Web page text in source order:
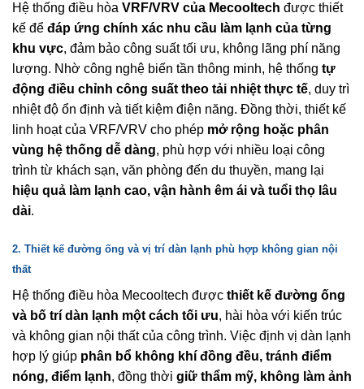
Hệ thống điều hòa VRF/VRV của Mecooltech được thiết
kế để đáp ứng chính xác nhu cầu làm lạnh của từng
khu vực, đảm bảo công suất tối ưu, không lãng phí năng
lượng. Nhờ công nghệ biến tần thông minh, hệ thống tự
động điều chỉnh công suất theo tải nhiệt thực tế, duy trì
nhiệt độ ổn định và tiết kiệm điện năng. Đồng thời, thiết kế
linh hoạt của VRF/VRV cho phép mở rộng hoặc phân
vùng hệ thống dễ dàng, phù hợp với nhiều loại công
trình từ khách sạn, văn phòng đến du thuyền, mang lại
hiệu quả làm lạnh cao, vận hành êm ái và tuổi thọ lâu
dài.
2. Thiết kế đường ống và vị trí dàn lạnh phù hợp không gian nội
thất
Hệ thống điều hòa Mecooltech được thiết kế đường ống
và bố trí dàn lạnh một cách tối ưu, hài hòa với kiến trúc
và không gian nội thất của công trình. Việc định vị dàn lạnh
hợp lý giúp phân bổ không khí đồng đều, tránh điểm
nóng, điểm lạnh, đồng thời giữ thẩm mỹ, không làm ảnh